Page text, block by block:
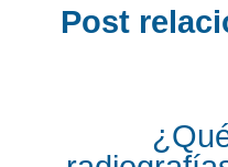
Post